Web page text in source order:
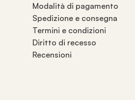
Modalità di pagamento
Spedizione e consegna
Termini e condizioni
Diritto di recesso
Recensioni